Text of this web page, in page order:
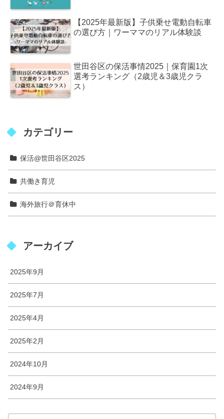
【2025年最新版】子供乗せ電動自転車
の選び方｜ワーママのリアル体験談
世田谷区の保活事情2025｜保育園1次
選考ランキング（2歳児＆3歳児クラ
ス）
カテゴリー
保活@世田谷区2025
共働き育児
海外旅行＠育休中
アーカイブ
2025年9月
2025年7月
2025年4月
2025年2月
2024年10月
2024年9月